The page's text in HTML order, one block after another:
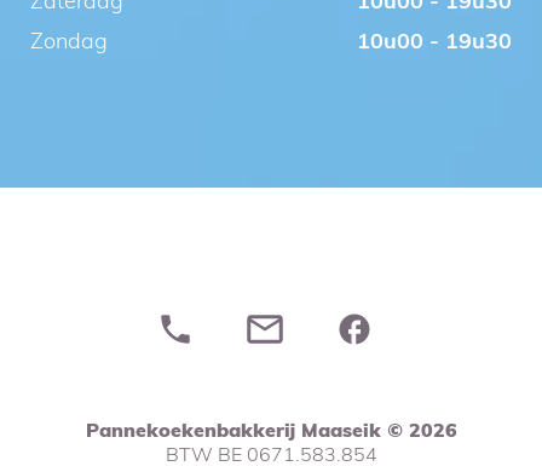
Zondag
10u00 - 19u30
Pannekoekenbakkerij Maaseik © 2026
BTW BE 0671.583.854